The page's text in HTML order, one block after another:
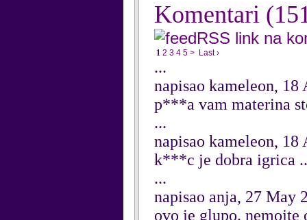
Komentari
RSS link na
1 2 3 4 5 > Last ›
...
napisao kameleon, 18
p***a vam materina
...
napisao kameleon, 18
k***c je dobra igrica
...
napisao anja, 27 May
ovo je glupo. nemojte